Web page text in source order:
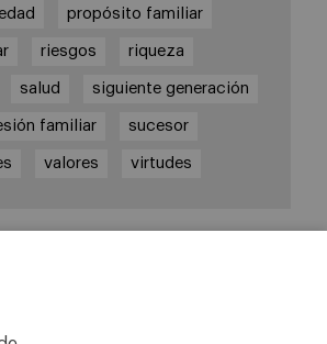
propósito familiar
riesgos riqueza
salud siguiente generación
familiar sucesor
valores virtudes